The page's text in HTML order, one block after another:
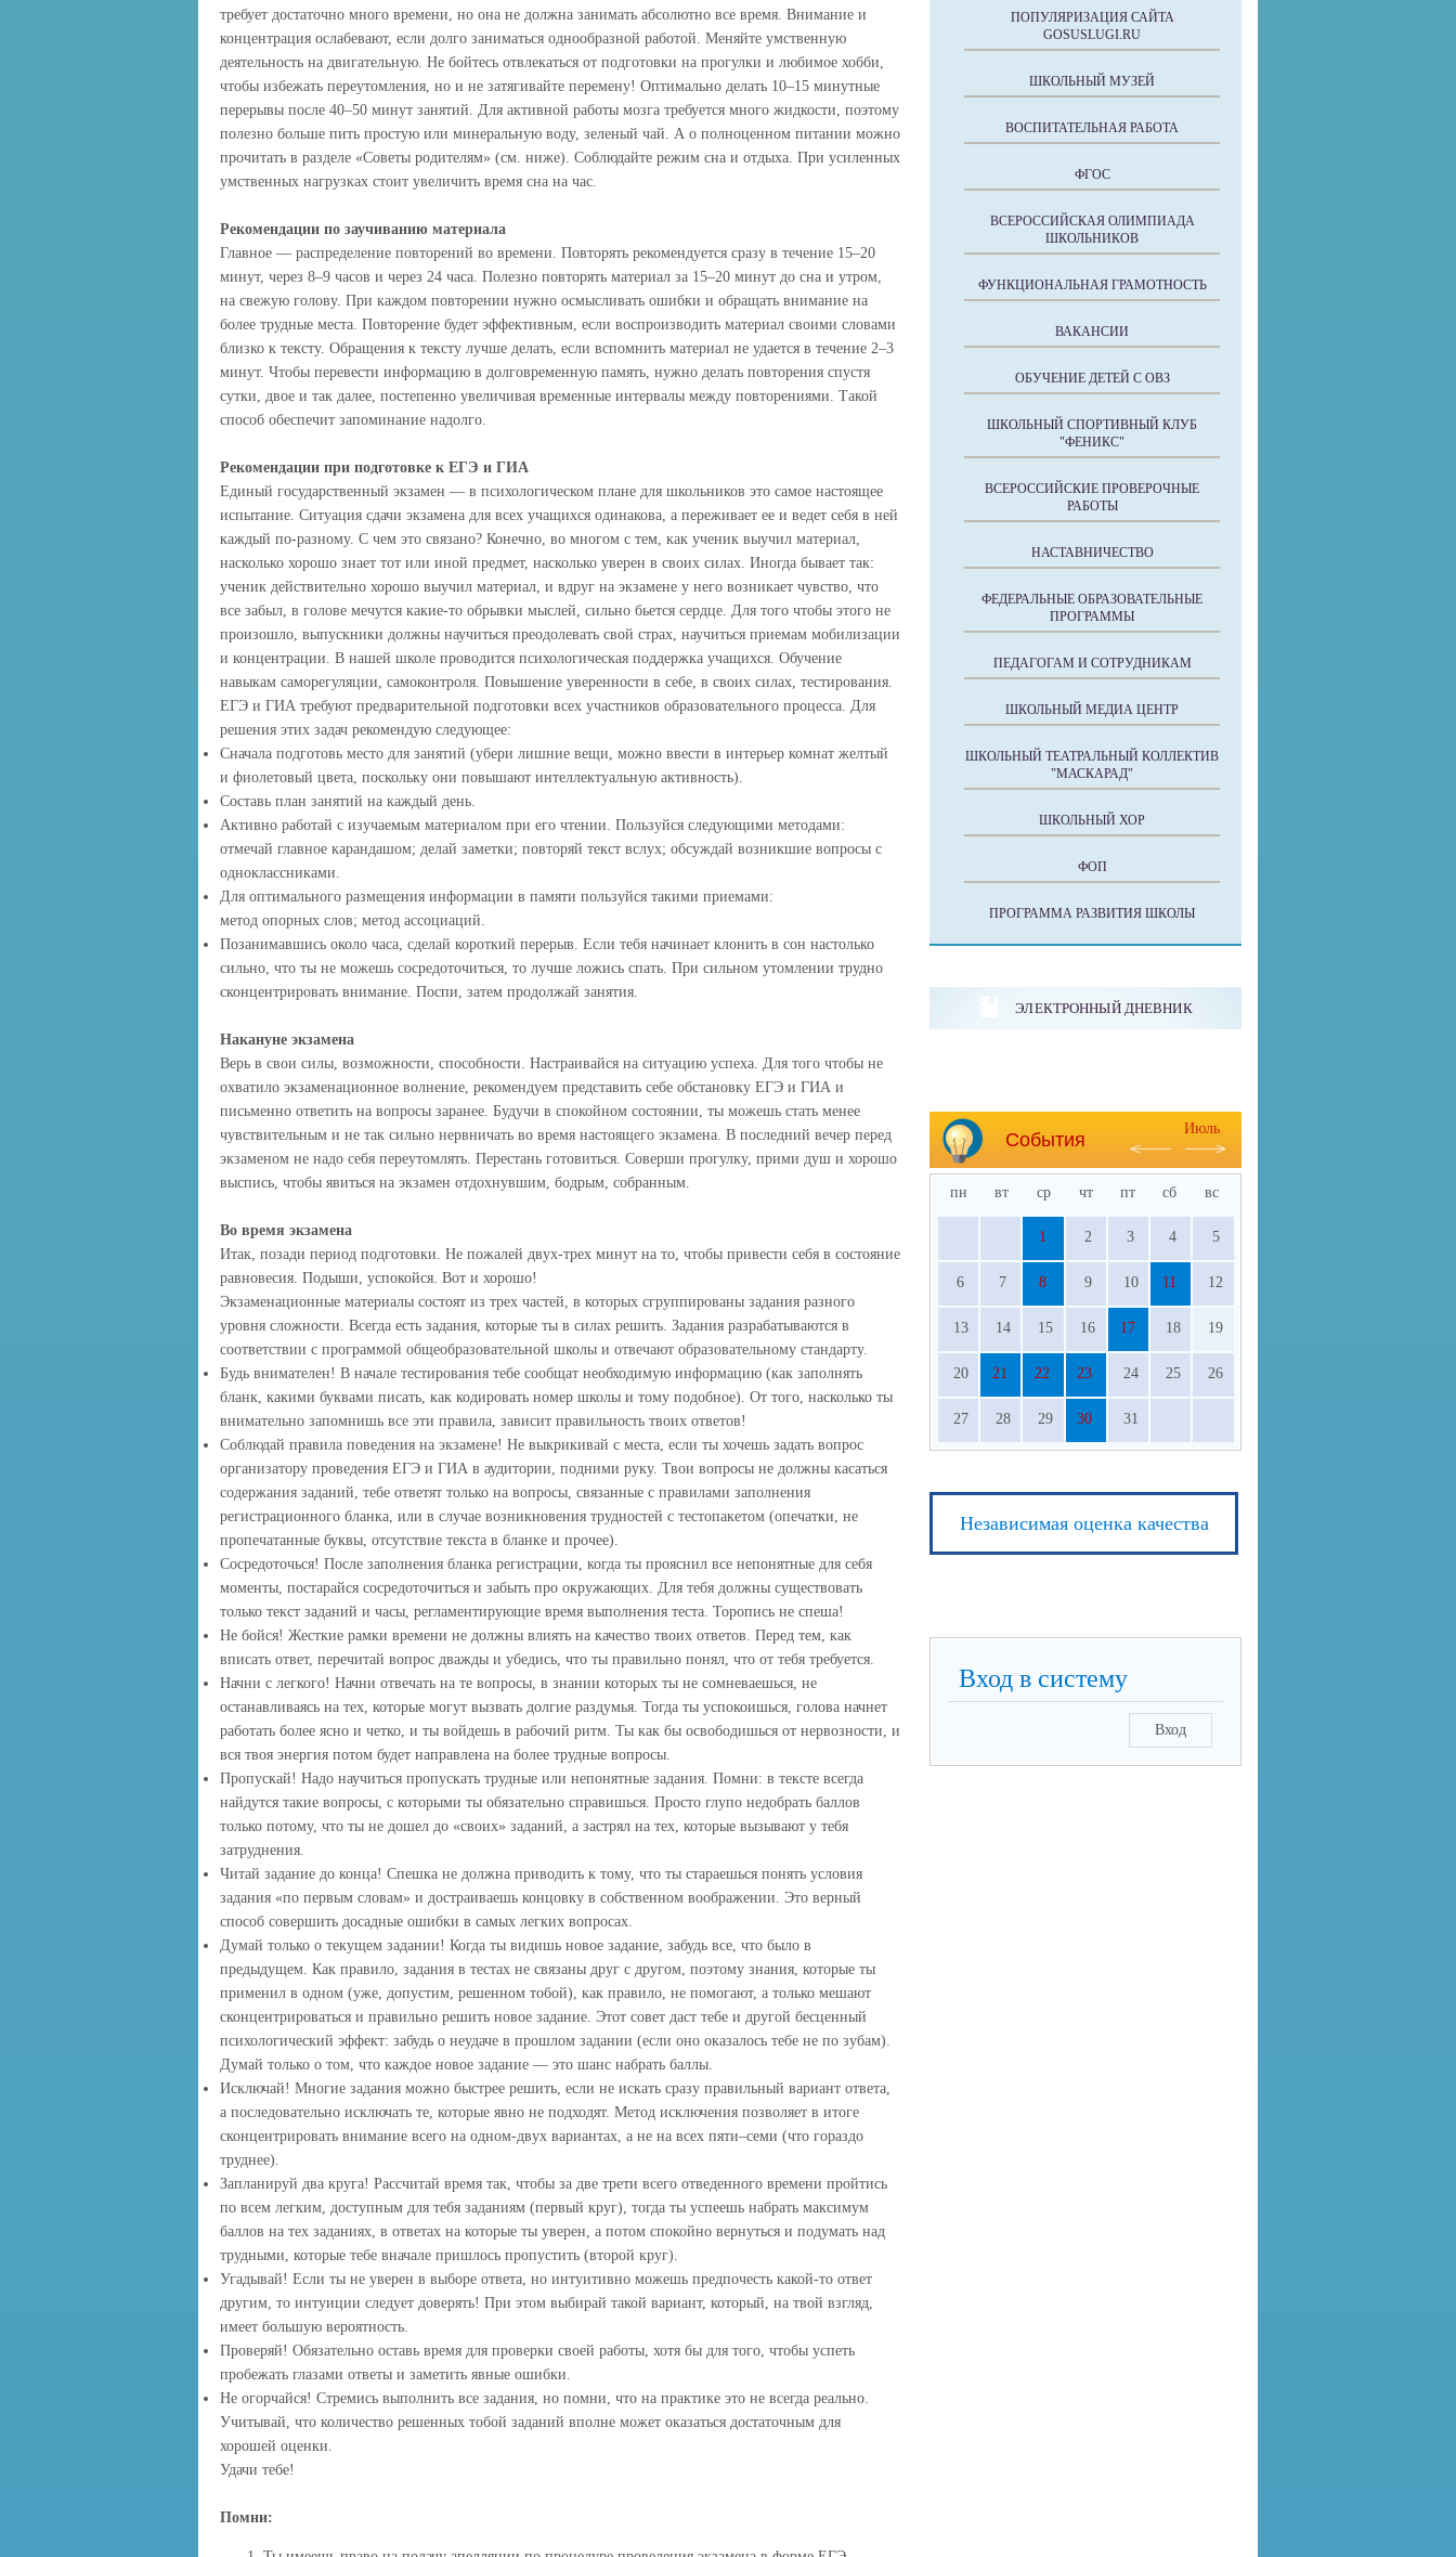
требует достаточно много времени, но она не должна занимать абсолютно все время. Внимание и
концентрация ослабевают, если долго заниматься однообразной работой. Меняйте умственную
деятельность на двигательную. Не бойтесь отвлекаться от подготовки на прогулки и любимое хобби,
чтобы избежать переутомления, но и не затягивайте перемену! Оптимально делать 10–15 минутные
перерывы после 40–50 минут занятий. Для активной работы мозга требуется много жидкости, поэтому
полезно больше пить простую или минеральную воду, зеленый чай. А о полноценном питании можно
прочитать в разделе «Советы родителям» (см. ниже). Соблюдайте режим сна и отдыха. При усиленных
умственных нагрузках стоит увеличить время сна на час.
Рекомендации по заучиванию материала
Главное — распределение повторений во времени. Повторять рекомендуется сразу в течение 15–20
минут, через 8–9 часов и через 24 часа. Полезно повторять материал за 15–20 минут до сна и утром,
на свежую голову. При каждом повторении нужно осмысливать ошибки и обращать внимание на
более трудные места. Повторение будет эффективным, если воспроизводить материал своими словами
близко к тексту. Обращения к тексту лучше делать, если вспомнить материал не удается в течение 2–3
минут. Чтобы перевести информацию в долговременную память, нужно делать повторения спустя
сутки, двое и так далее, постепенно увеличивая временные интервалы между повторениями. Такой
способ обеспечит запоминание надолго.
Рекомендации при подготовке к ЕГЭ и ГИА
Единый государственный экзамен — в психологическом плане для школьников это самое настоящее
испытание. Ситуация сдачи экзамена для всех учащихся одинакова, а переживает ее и ведет себя в ней
каждый по-разному. С чем это связано? Конечно, во многом с тем, как ученик выучил материал,
насколько хорошо знает тот или иной предмет, насколько уверен в своих силах. Иногда бывает так:
ученик действительно хорошо выучил материал, и вдруг на экзамене у него возникает чувство, что
все забыл, в голове мечутся какие-то обрывки мыслей, сильно бьется сердце. Для того чтобы этого не
произошло, выпускники должны научиться преодолевать свой страх, научиться приемам мобилизации
и концентрации. В нашей школе проводится психологическая поддержка учащихся. Обучение
навыкам саморегуляции, самоконтроля. Повышение уверенности в себе, в своих силах, тестирования.
ЕГЭ и ГИА требуют предварительной подготовки всех участников образовательного процесса. Для
решения этих задач рекомендую следующее:
Сначала подготовь место для занятий (убери лишние вещи, можно ввести в интерьер комнат желтый
и фиолетовый цвета, поскольку они повышают интеллектуальную активность).
Составь план занятий на каждый день.
Активно работай с изучаемым материалом при его чтении. Пользуйся следующими методами:
отмечай главное карандашом; делай заметки; повторяй текст вслух; обсуждай возникшие вопросы с
одноклассниками.
Для оптимального размещения информации в памяти пользуйся такими приемами:
метод опорных слов; метод ассоциаций.
Позанимавшись около часа, сделай короткий перерыв. Если тебя начинает клонить в сон настолько
сильно, что ты не можешь сосредоточиться, то лучше ложись спать. При сильном утомлении трудно
сконцентрировать внимание. Поспи, затем продолжай занятия.
Накануне экзамена
Верь в свои силы, возможности, способности. Настраивайся на ситуацию успеха. Для того чтобы не
охватило экзаменационное волнение, рекомендуем представить себе обстановку ЕГЭ и ГИА и
письменно ответить на вопросы заранее. Будучи в спокойном состоянии, ты можешь стать менее
чувствительным и не так сильно нервничать во время настоящего экзамена. В последний вечер перед
экзаменом не надо себя переутомлять. Перестань готовиться. Соверши прогулку, прими душ и хорошо
выспись, чтобы явиться на экзамен отдохнувшим, бодрым, собранным.
Во время экзамена
Итак, позади период подготовки. Не пожалей двух-трех минут на то, чтобы привести себя в состояние
равновесия. Подыши, успокойся. Вот и хорошо!
Экзаменационные материалы состоят из трех частей, в которых сгруппированы задания разного
уровня сложности. Всегда есть задания, которые ты в силах решить. Задания разрабатываются в
соответствии с программой общеобразовательной школы и отвечают образовательному стандарту.
Будь внимателен! В начале тестирования тебе сообщат необходимую информацию (как заполнять
бланк, какими буквами писать, как кодировать номер школы и тому подобное). От того, насколько ты
внимательно запомнишь все эти правила, зависит правильность твоих ответов!
Соблюдай правила поведения на экзамене! Не выкрикивай с места, если ты хочешь задать вопрос
организатору проведения ЕГЭ и ГИА в аудитории, подними руку. Твои вопросы не должны касаться
содержания заданий, тебе ответят только на вопросы, связанные с правилами заполнения
регистрационного бланка, или в случае возникновения трудностей с тестопакетом (опечатки, не
пропечатанные буквы, отсутствие текста в бланке и прочее).
Сосредоточься! После заполнения бланка регистрации, когда ты прояснил все непонятные для себя
моменты, постарайся сосредоточиться и забыть про окружающих. Для тебя должны существовать
только текст заданий и часы, регламентирующие время выполнения теста. Торопись не спеша!
Не бойся! Жесткие рамки времени не должны влиять на качество твоих ответов. Перед тем, как
вписать ответ, перечитай вопрос дважды и убедись, что ты правильно понял, что от тебя требуется.
Начни с легкого! Начни отвечать на те вопросы, в знании которых ты не сомневаешься, не
останавливаясь на тех, которые могут вызвать долгие раздумья. Тогда ты успокоишься, голова начнет
работать более ясно и четко, и ты войдешь в рабочий ритм. Ты как бы освободишься от нервозности, и
вся твоя энергия потом будет направлена на более трудные вопросы.
Пропускай! Надо научиться пропускать трудные или непонятные задания. Помни: в тексте всегда
найдутся такие вопросы, с которыми ты обязательно справишься. Просто глупо недобрать баллов
только потому, что ты не дошел до «своих» заданий, а застрял на тех, которые вызывают у тебя
затруднения.
Читай задание до конца! Спешка не должна приводить к тому, что ты стараешься понять условия
задания «по первым словам» и достраиваешь концовку в собственном воображении. Это верный
способ совершить досадные ошибки в самых легких вопросах.
Думай только о текущем задании! Когда ты видишь новое задание, забудь все, что было в
предыдущем. Как правило, задания в тестах не связаны друг с другом, поэтому знания, которые ты
применил в одном (уже, допустим, решенном тобой), как правило, не помогают, а только мешают
сконцентрироваться и правильно решить новое задание. Этот совет даст тебе и другой бесценный
психологический эффект: забудь о неудаче в прошлом задании (если оно оказалось тебе не по зубам).
Думай только о том, что каждое новое задание — это шанс набрать баллы.
Исключай! Многие задания можно быстрее решить, если не искать сразу правильный вариант ответа,
а последовательно исключать те, которые явно не подходят. Метод исключения позволяет в итоге
сконцентрировать внимание всего на одном-двух вариантах, а не на всех пяти–семи (что гораздо
труднее).
Запланируй два круга! Рассчитай время так, чтобы за две трети всего отведенного времени пройтись
по всем легким, доступным для тебя заданиям (первый круг), тогда ты успеешь набрать максимум
баллов на тех заданиях, в ответах на которые ты уверен, а потом спокойно вернуться и подумать над
трудными, которые тебе вначале пришлось пропустить (второй круг).
Угадывай! Если ты не уверен в выборе ответа, но интуитивно можешь предпочесть какой-то ответ
другим, то интуиции следует доверять! При этом выбирай такой вариант, который, на твой взгляд,
имеет большую вероятность.
Проверяй! Обязательно оставь время для проверки своей работы, хотя бы для того, чтобы успеть
пробежать глазами ответы и заметить явные ошибки.
Не огорчайся! Стремись выполнить все задания, но помни, что на практике это не всегда реально.
Учитывай, что количество решенных тобой заданий вполне может оказаться достаточным для
хорошей оценки.
Удачи тебе!
Помни:
ПОПУЛЯРИЗАЦИЯ САЙТА
GOSUSLUGI.RU
ШКОЛЬНЫЙ МУЗЕЙ
ВОСПИТАТЕЛЬНАЯ РАБОТА
ФГОС
ВСЕРОССИЙСКАЯ ОЛИМПИАДА
ШКОЛЬНИКОВ
ФУНКЦИОНАЛЬНАЯ ГРАМОТНОСТЬ
ВАКАНСИИ
ОБУЧЕНИЕ ДЕТЕЙ С ОВЗ
ШКОЛЬНЫЙ СПОРТИВНЫЙ КЛУБ
"ФЕНИКС"
ВСЕРОССИЙСКИЕ ПРОВЕРОЧНЫЕ
РАБОТЫ
НАСТАВНИЧЕСТВО
ФЕДЕРАЛЬНЫЕ ОБРАЗОВАТЕЛЬНЫЕ
ПРОГРАММЫ
ПЕДАГОГАМ И СОТРУДНИКАМ
ШКОЛЬНЫЙ МЕДИА ЦЕНТР
ШКОЛЬНЫЙ ТЕАТРАЛЬНЫЙ КОЛЛЕКТИВ
"МАСКАРАД"
ШКОЛЬНЫЙ ХОР
ФОП
ПРОГРАММА РАЗВИТИЯ ШКОЛЫ
ЭЛЕКТРОННЫЙ ДНЕВНИК
События
Июль
пн вт ср чт пт сб вс
1 2 3 4 5
6 7 8 9 10 11 12
13 14 15 16 17 18 19
20 21 22 23 24 25 26
27 28 29 30 31
Независимая оценка качества
Вход в систему
Вход